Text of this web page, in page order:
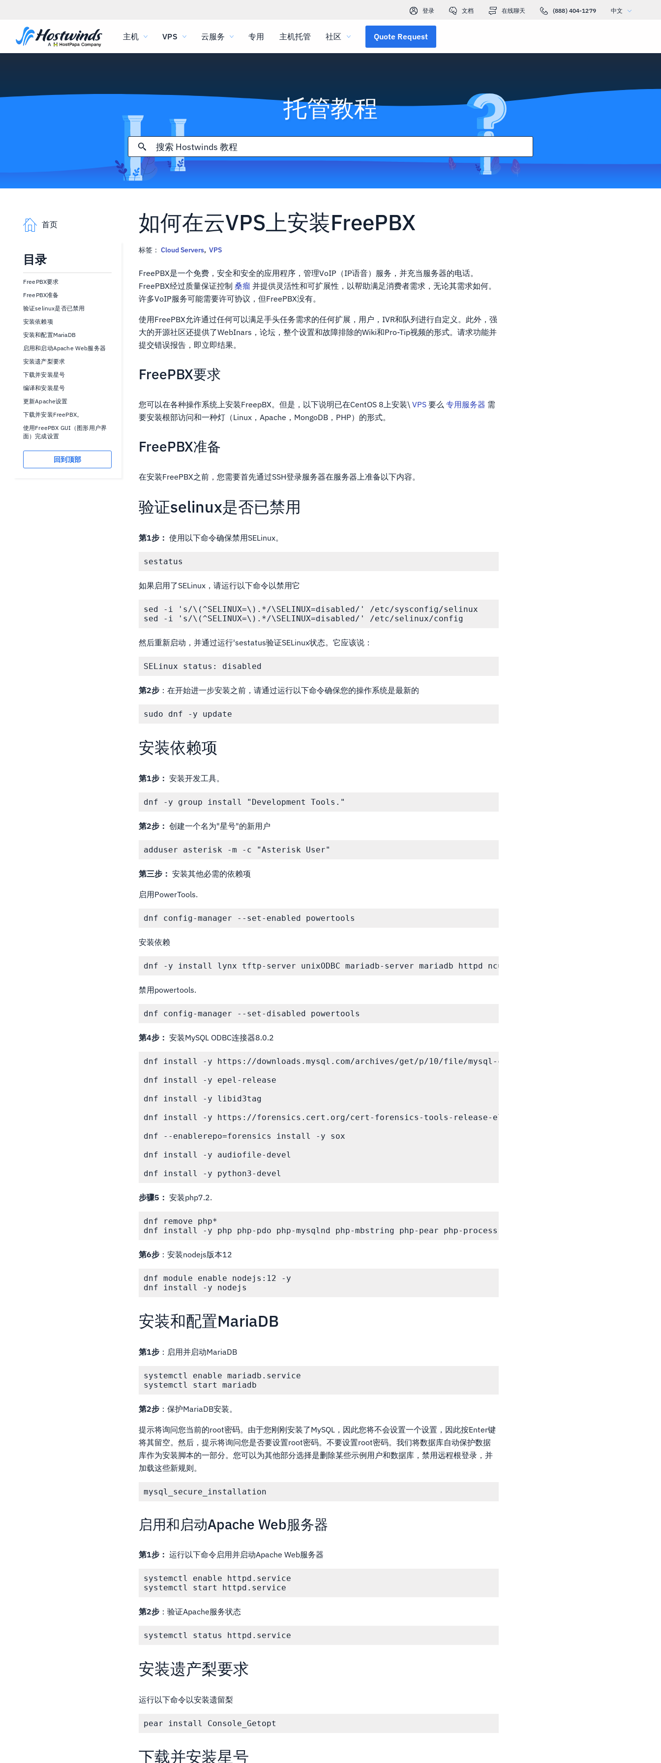
登录 文档 在线聊天 (888) 404-1279 中文
主机 VPS 云服务 专用 主机托管 社区 Quote Request
托管教程
首页
目录
FreePBX要求
FreePBX准备
验证selinux是否已禁用
安装依赖项
安装和配置MariaDB
启用和启动Apache Web服务器
安装遗产梨要求
下载并安装星号
编译和安装星号
更新Apache设置
下载并安装FreePBX。
使用FreePBX GUI（图形用户界
面）完成设置
回到顶部
如何在云VPS上安装FreePBX
标签： Cloud Servers, VPS
FreePBX是一个免费，安全和安全的应用程序，管理VoIP（IP语音）服务，并充当服务器的电话。
FreePBX经过质量保证控制桑瘤 并提供灵活性和可扩展性，以帮助满足消费者需求，无论其需求如何。
许多VoIP服务可能需要许可协议，但FreePBX没有。
使用FreePBX允许通过任何可以满足手头任务需求的任何扩展，用户，IVR和队列进行自定义。此外，强
大的开源社区还提供了WebInars，论坛，整个设置和故障排除的Wiki和Pro-Tip视频的形式。请求功能并
提交错误报告，即立即结果。
FreePBX要求
您可以在各种操作系统上安装FreepBX。但是，以下说明已在CentOS 8上安装\VPS 要么专用服务器 需
要安装根部访问和一种灯（Linux，Apache，MongoDB，PHP）的形式。
FreePBX准备
在安装FreePBX之前，您需要首先通过SSH登录服务器在服务器上准备以下内容。
验证selinux是否已禁用
第1步： 使用以下命令确保禁用SELinux。
sestatus
如果启用了SELinux，请运行以下命令以禁用它
sed -i 's/\(^SELINUX=\).*/\SELINUX=disabled/' /etc/sysconfig/selinux
sed -i 's/\(^SELINUX=\).*/\SELINUX=disabled/' /etc/selinux/config
然后重新启动，并通过运行'sestatus验证SELinux状态。它应该说：
SELinux status: disabled
第2步 ：在开始进一步安装之前，请通过运行以下命令确保您的操作系统是最新的
sudo dnf -y update
安装依赖项
第1步： 安装开发工具。
dnf -y group install "Development Tools."
第2步： 创建一个名为"星号"的新用户
adduser asterisk -m -c "Asterisk User"
第三步： 安装其他必需的依赖项
启用PowerTools.
dnf config-manager --set-enabled powertools
安装依赖
dnf -y install lynx tftp-server unixODBC mariadb-server mariadb httpd ncurses-devel sendmail
禁用powertools.
dnf config-manager --set-disabled powertools
第4步： 安装MySQL ODBC连接器8.0.2
dnf install -y https://downloads.mysql.com/archives/get/p/10/file/mysql-connector-odbc-8.0.21-
dnf install -y epel-release
dnf install -y libid3tag
dnf install -y https://forensics.cert.org/cert-forensics-tools-release-el8.rpm
dnf --enablerepo=forensics install -y sox
dnf install -y audiofile-devel
dnf install -y python3-devel
步骤5： 安装php7.2.
dnf remove php*
dnf install -y php php-pdo php-mysqlnd php-mbstring php-pear php-process php-xml php-opcache php-ldap
第6步 ：安装nodejs版本12
dnf module enable nodejs:12 -y
dnf install -y nodejs
安装和配置MariaDB
第1步 ：启用并启动MariaDB
systemctl enable mariadb.service
systemctl start mariadb
第2步 ：保护MariaDB安装。
提示将询问您当前的root密码。由于您刚刚安装了MySQL，因此您将不会设置一个设置，因此按Enter键
将其留空。然后，提示将询问您是否要设置root密码。不要设置root密码。我们将数据库自动保护数据
库作为安装脚本的一部分。您可以为其他部分选择是删除某些示例用户和数据库，禁用远程根登录，并
加载这些新规则。
mysql_secure_installation
启用和启动Apache Web服务器
第1步： 运行以下命令启用并启动Apache Web服务器
systemctl enable httpd.service
systemctl start httpd.service
第2步 ：验证Apache服务状态
systemctl status httpd.service
安装遗产梨要求
运行以下命令以安装遗留梨
pear install Console_Getopt
下载并安装星号